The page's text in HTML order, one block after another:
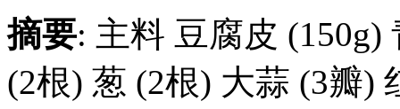
摘要: 主料 豆腐皮
(2根) 葱 (2根) 大蒜 (3瓣)